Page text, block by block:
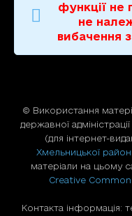
функції
не
вибачення
© Використання
державної
(для iнтернет-
Хмельницької
матеріали на цьому
Creative
Контакта інформація: